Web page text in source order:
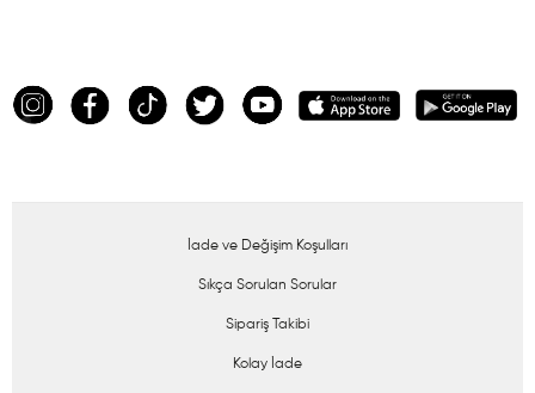
İade ve Değişim Koşulları
Sıkça Sorulan Sorular
Sipariş Takibi
Kolay İade